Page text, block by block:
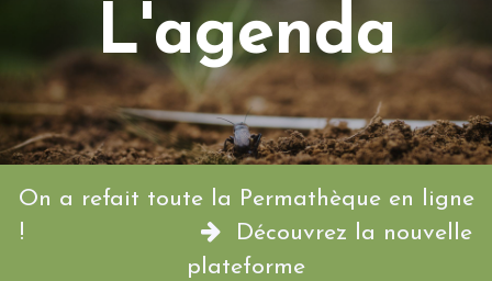
L'agenda
On a refait toute la Permathèque en ligne
!
Découvrez la nouvelle
plateforme